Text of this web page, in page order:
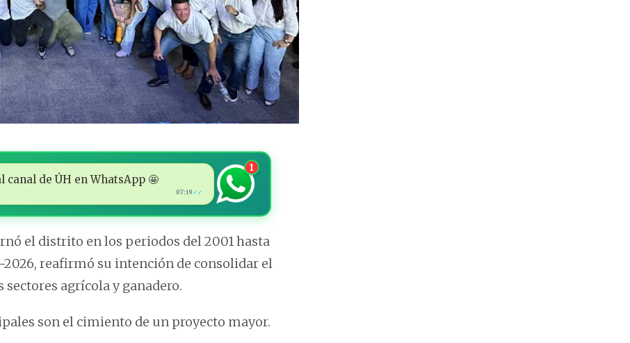
de ÚH en WhatsApp 🤩
07:19 ✓✓
1
el distrito en los periodos del 2001 hasta
2026, reafirmó su intención de consolidar el
sectores agrícola y ganadero.
son el cimiento de un proyecto mayor.